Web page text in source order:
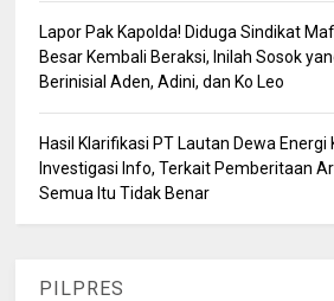
Lapor Pak Kapolda! Diduga Sindikat
Besar Kembali Beraksi, Inilah Sosok
Berinisial Aden, Adini, dan Ko Leo
Hasil Klarifikasi PT Lautan Dewa Energi
Investigasi Info, Terkait Pemberitaan
Semua Itu Tidak Benar
PILPRES